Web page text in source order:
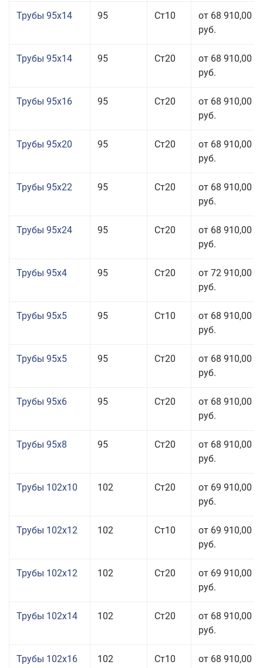
Трубы 95x14 95 Ст10
от 68 910,00
руб.
Трубы 95x14 95 Ст20
от 68 910,00
руб.
Трубы 95x16 95 Ст20
от 68 910,00
руб.
Трубы 95x20 95 Ст20
от 68 910,00
руб.
Трубы 95x22 95 Ст20
от 68 910,00
руб.
Трубы 95x24 95 Ст20
от 68 910,00
руб.
Трубы 95x4 95 Ст20
от 72 910,00
руб.
Трубы 95x5 95 Ст10
от 68 910,00
руб.
Трубы 95x5 95 Ст20
от 68 910,00
руб.
Трубы 95x6 95 Ст20
от 68 910,00
руб.
Трубы 95x8 95 Ст20
от 68 910,00
руб.
Трубы 102x10 102 Ст20
от 69 910,00
руб.
Трубы 102x12 102 Ст10
от 69 910,00
руб.
Трубы 102x12 102 Ст20
от 69 910,00
руб.
Трубы 102x14 102 Ст20
от 68 910,00
руб.
Трубы 102x16 102 Ст10
от 68 910,00